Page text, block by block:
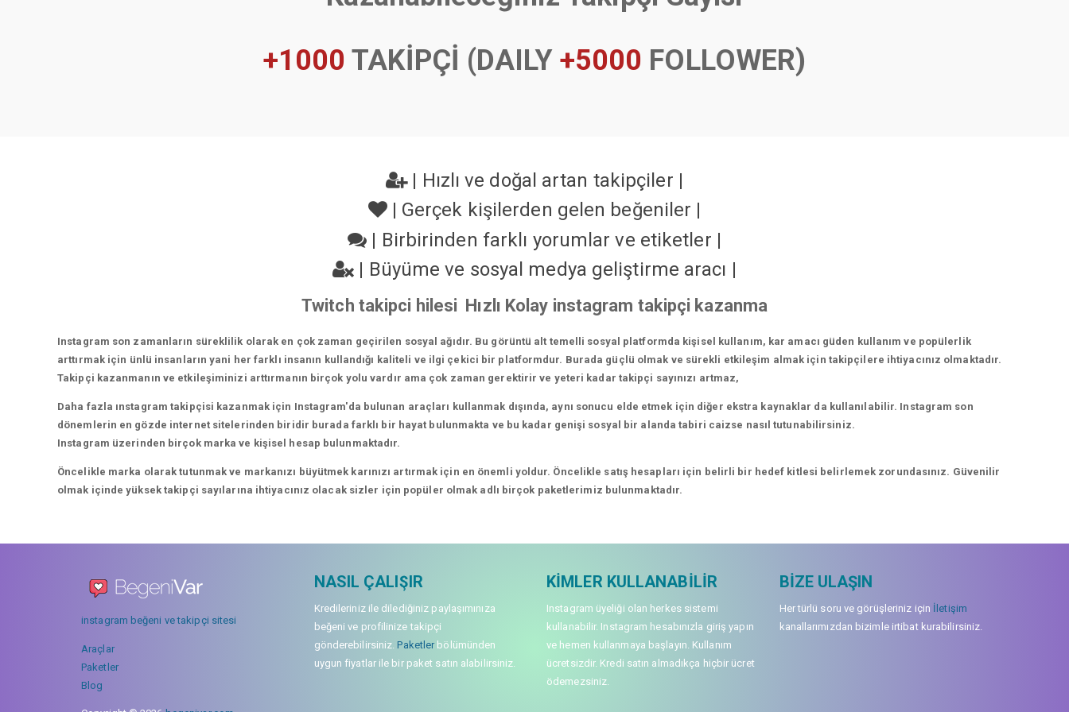
+1000 TAKİPÇİ (DAILY +5000 FOLLOWER)
| Hızlı ve doğal artan takipçiler |
| Gerçek kişilerden gelen beğeniler |
| Birbirinden farklı yorumlar ve etiketler |
| Büyüme ve sosyal medya geliştirme aracı |
Twitch takipci hilesi Hızlı Kolay instagram takipçi kazanma
Instagram son zamanların süreklilik olarak en çok zaman geçirilen sosyal ağıdır. Bu görüntü alt temelli sosyal platformda kişisel kullanım, kar amacı güden kullanım ve popülerlik
arttırmak için ünlü insanların yani her farklı insanın kullandığı kaliteli ve ilgi çekici bir platformdur. Burada güçlü olmak ve sürekli etkileşim almak için takipçilere ihtiyacınız olmaktadır.
Takipçi kazanmanın ve etkileşiminizi arttırmanın birçok yolu vardır ama çok zaman gerektirir ve yeteri kadar takipçi sayınızı artmaz,
Daha fazla ınstagram takipçisi kazanmak için Instagram'da bulunan araçları kullanmak dışında, aynı sonucu elde etmek için diğer ekstra kaynaklar da kullanılabilir. Instagram son
dönemlerin en gözde internet sitelerinden biridir burada farklı bir hayat bulunmakta ve bu kadar genişi sosyal bir alanda tabiri caizse nasıl tutunabilirsiniz.
Instagram üzerinden birçok marka ve kişisel hesap bulunmaktadır.
Öncelikle marka olarak tutunmak ve markanızı büyütmek karınızı artırmak için en önemli yoldur. Öncelikle satış hesapları için belirli bir hedef kitlesi belirlemek zorundasınız. Güvenilir
olmak içinde yüksek takipçi sayılarına ihtiyacınız olacak sizler için popüler olmak adlı birçok paketlerimiz bulunmaktadır.
instagram beğeni ve takipçi sitesi
Araçlar
Paketler
Blog
NASIL ÇALIŞIR
Kredileriniz ile dilediğiniz paylaşımınıza
beğeni ve profilinize takipçi
gönderebilirsiniz.Paketler bölümünden
uygun fiyatlar ile bir paket satın alabilirsiniz.
KIMLER KULLANABILIR
Instagram üyeliği olan herkes sistemi
kullanabilir. Instagram hesabınızla giriş yapın
ve hemen kullanmaya başlayın. Kullanım
ücretsizdir. Kredi satın almadıkça hiçbir ücret
ödemezsiniz.
BIZE ULAŞIN
Her türlü soru ve görüşleriniz için İletişim
kanallarımızdan bizimle irtibat kurabilirsiniz.